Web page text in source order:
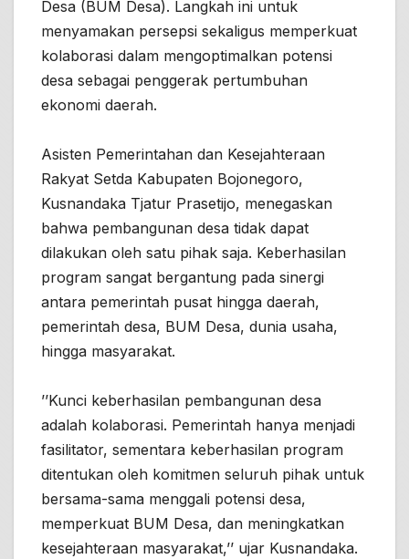
Desa (BUM Desa). Langkah ini untuk
menyamakan persepsi sekaligus memperkuat
kolaborasi dalam mengoptimalkan potensi
desa sebagai penggerak pertumbuhan
ekonomi daerah.
Asisten Pemerintahan dan Kesejahteraan
Rakyat Setda Kabupaten Bojonegoro,
Kusnandaka Tjatur Prasetijo, menegaskan
bahwa pembangunan desa tidak dapat
dilakukan oleh satu pihak saja. Keberhasilan
program sangat bergantung pada sinergi
antara pemerintah pusat hingga daerah,
pemerintah desa, BUM Desa, dunia usaha,
hingga masyarakat.
’’Kunci keberhasilan pembangunan desa
adalah kolaborasi. Pemerintah hanya menjadi
fasilitator, sementara keberhasilan program
ditentukan oleh komitmen seluruh pihak untuk
bersama-sama menggali potensi desa,
memperkuat BUM Desa, dan meningkatkan
kesejahteraan masyarakat,’’ ujar Kusnandaka.